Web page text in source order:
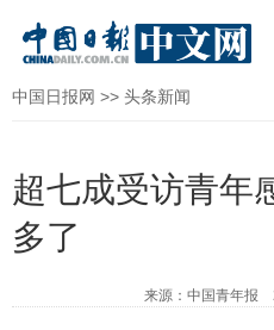
中国日报网 >> 头条新闻
超七成受访青年
多了
来源：中国青年报